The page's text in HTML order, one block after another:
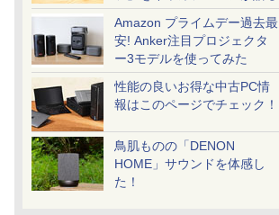
Amazon プライムデー過去最
安! Anker注目プロジェクタ
ー3モデルを使ってみた
性能の良いお得な中古PC情
報はこのページでチェック！
鳥肌ものの「DENON
HOME」サウンドを体感し
た！